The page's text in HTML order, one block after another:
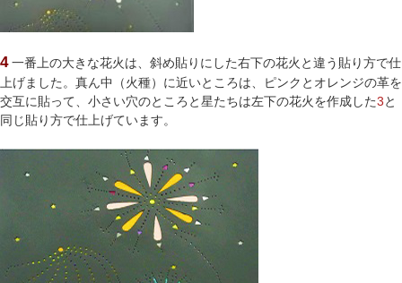
4 一番上の大きな花火は、斜め貼りにした右下の花火と違う貼り方で仕
上げました。真ん中（火種）に近いところは、ピンクとオレンジの革を
交互に貼って、小さい穴のところと星たちは左下の花火を作成した3と
同じ貼り方で仕上げています。